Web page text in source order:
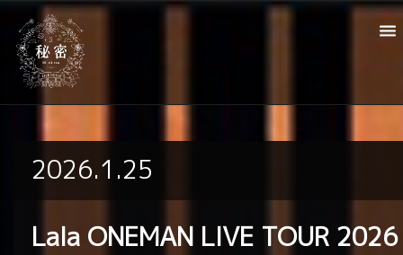
2026.1.25
Lala ONEMAN LIVE TOUR 2026